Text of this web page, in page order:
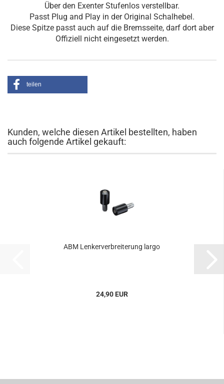
Über den Exenter Stufenlos verstellbar.
Passt Plug and Play in der Original Schalhebel.
Diese Spitze passt auch auf die Bremsseite, darf dort aber
Offiziell nicht eingesetzt werden.
teilen
Kunden, welche diesen Artikel bestellten, haben
auch folgende Artikel gekauft:
ABM Lenkerverbreiterung largo
24,90 EUR